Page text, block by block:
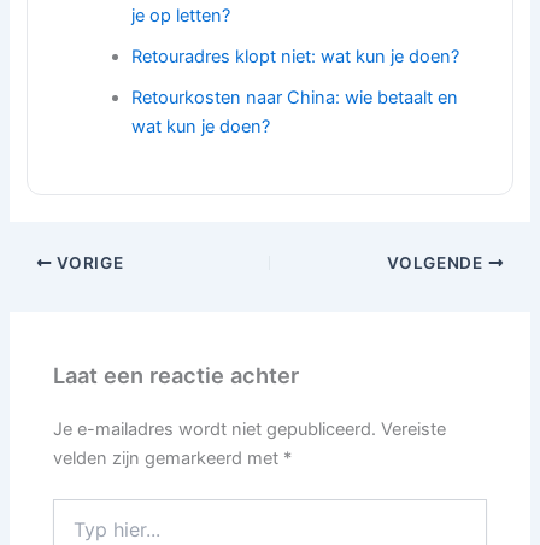
je op letten?
Retouradres klopt niet: wat kun je doen?
Retourkosten naar China: wie betaalt en
wat kun je doen?
VORIGE VOLGENDE
Laat een reactie achter
Je e-mailadres wordt niet gepubliceerd. Vereiste
velden zijn gemarkeerd met *
hier...